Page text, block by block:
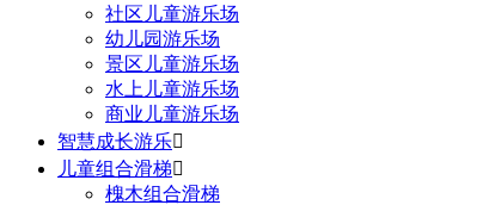
社区儿童游乐场
幼儿园游乐场
景区儿童游乐场
水上儿童游乐场
商业儿童游乐场
智慧成长游乐
儿童组合滑梯
槐木组合滑梯